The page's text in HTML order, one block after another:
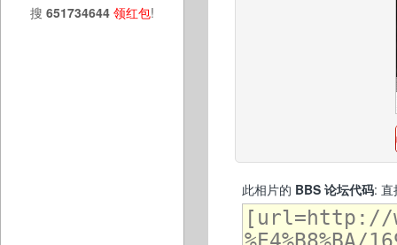
搜 651734644 领红包!
此相片的 BBS 论坛代码: 直